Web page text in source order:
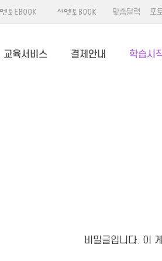
맞춤달력 포
교육서비스 결제안내 학습시
비밀글입니다. 이